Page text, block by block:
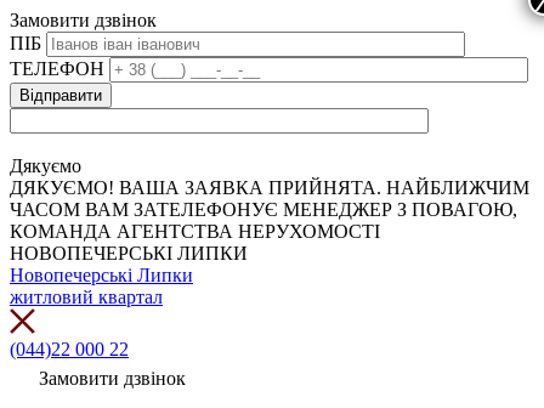
Замовити дзвінок
ПІБ
ТЕЛЕФОН
Дякуємо
ДЯКУЄМО! ВАША ЗАЯВКА ПРИЙНЯТА. НАЙБЛИЖЧИМ
ЧАСОМ ВАМ ЗАТЕЛЕФОНУЄ МЕНЕДЖЕР З ПОВАГОЮ,
КОМАНДА АГЕНТСТВА НЕРУХОМОСТІ
НОВОПЕЧЕРСЬКІ ЛИПКИ
Новопечерські Липки
житловий квартал
(044)22 000 22
Замовити дзвінок